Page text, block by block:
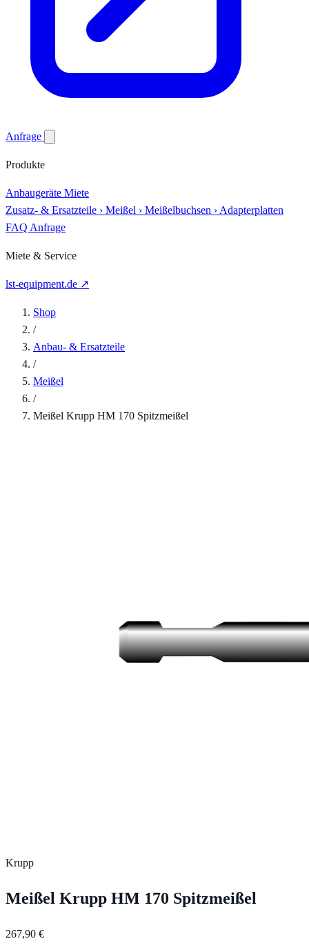
Anfrage
Produkte
Anbaugeräte Miete
Zusatz- & Ersatzteile › Meißel › Meißelbuchsen › Adapterplatten
FAQ Anfrage
Miete & Service
lst-equipment.de ↗
Shop
/
Anbau- & Ersatzteile
/
Meißel
/
Meißel Krupp HM 170 Spitzmeißel
Krupp
Meißel Krupp HM 170 Spitzmeißel
267,90 €